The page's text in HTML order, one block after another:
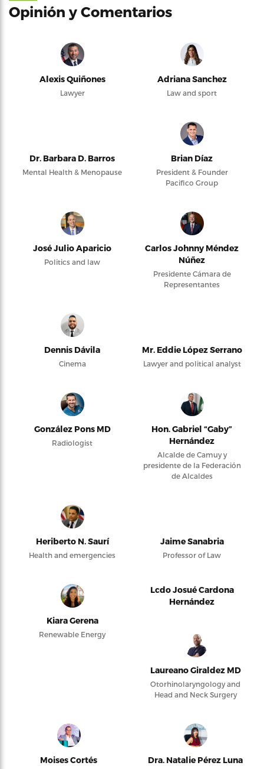
Opinión y Comentarios
Alexis Quiñones
Lawyer
Adriana Sanchez
Law and sport
Dr. Barbara D. Barros
Mental Health & Menopause
Brian Díaz
President & Founder
Pacifico Group
José Julio Aparicio
Politics and law
Carlos Johnny Méndez
Núñez
Presidente Cámara de
Representantes
Dennis Dávila
Cinema
Mr. Eddie López Serrano
Lawyer and political analyst
González Pons MD
Radiologist
Hon. Gabriel “Gaby”
Hernández
Alcalde de Camuy y
presidente de la Federación
de Alcaldes
Heriberto N. Saurí
Health and emergencies
Jaime Sanabria
Professor of Law
Kiara Gerena
Renewable Energy
Lcdo Josué Cardona
Hernández
Laureano Giraldez MD
Otorhinolaryngology and
Head and Neck Surgery
Moises Cortés Dra. Natalie Pérez Luna